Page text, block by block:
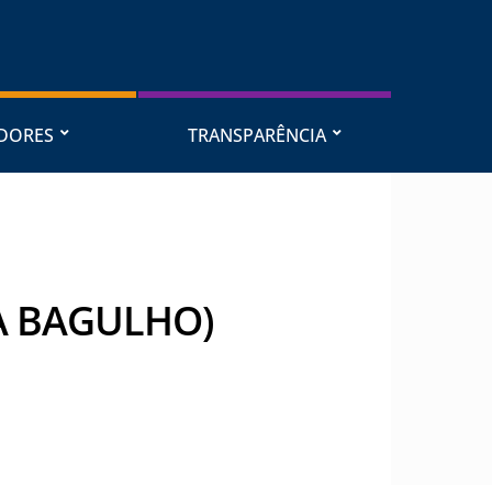
TRANSPARÊNCIA
BAGULHO)